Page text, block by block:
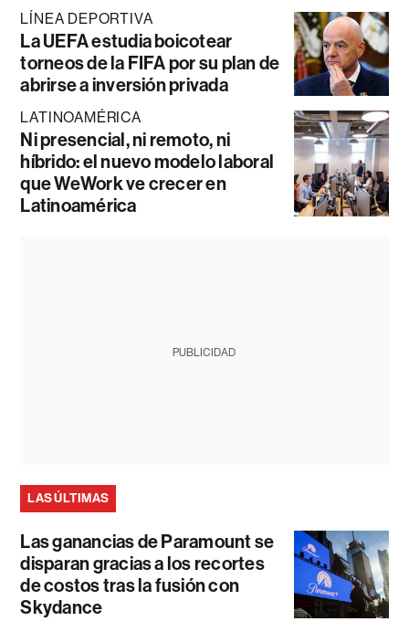
LÍNEA DEPORTIVA
La UEFA estudia boicotear
torneos de la FIFA por su plan de
abrirse a inversión privada
LATINOAMÉRICA
Ni presencial, ni remoto, ni
híbrido: el nuevo modelo laboral
que WeWork ve crecer en
Latinoamérica
PUBLICIDAD
LAS ÚLTIMAS
Las ganancias de Paramount se
disparan gracias a los recortes
de costos tras la fusión con
Skydance